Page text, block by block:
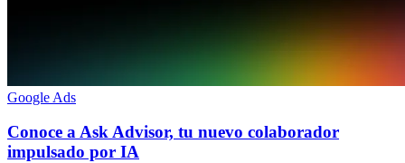
Google Ads
Conoce a Ask Advisor, tu nuevo colaborador
impulsado por IA